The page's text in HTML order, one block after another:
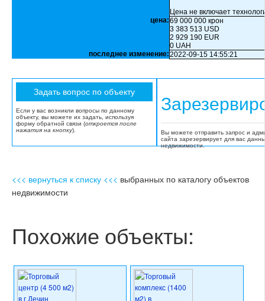
Цена не включает
цена:69 000 000 крон
3 383 513 USD
2 929 190 EUR
0 UAH
последнее изменение:2022-09-15 14:55:21
Если у вас возникли вопросы по данному
объекту, вы можете их задать, используя
форму обратной связи (откроется после
нажатия на кнопку).
Вы можете отправить запрос и
сайта зарезервирует для вас
недвижимости.
<<< вернуться к списку <<< выбранных по каталогу объектов
недвижимости
Похожие объекты: